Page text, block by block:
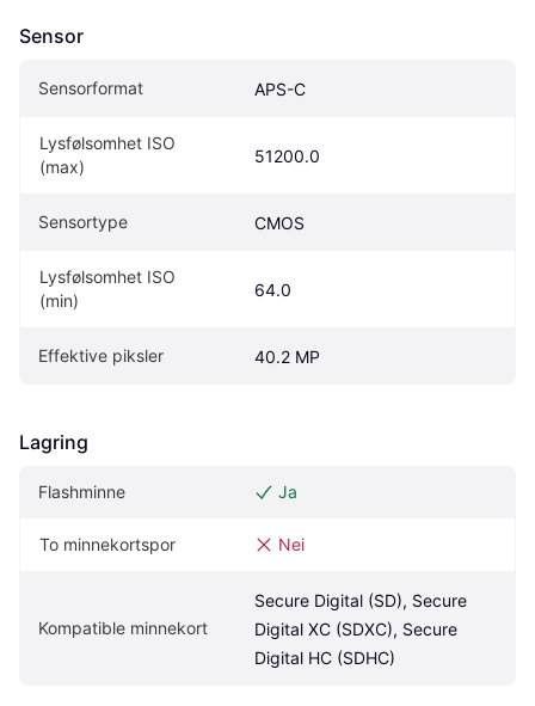
Sensor
Sensorformat APS-C
Lysfølsomhet ISO
(max)
51200.0
Sensortype CMOS
Lysfølsomhet ISO
(min)
64.0
Effektive piksler 40.2 MP
Lagring
Flashminne Ja
To minnekortspor Nei
Kompatible minnekort
Secure Digital (SD), Secure
Digital XC (SDXC), Secure
Digital HC (SDHC)